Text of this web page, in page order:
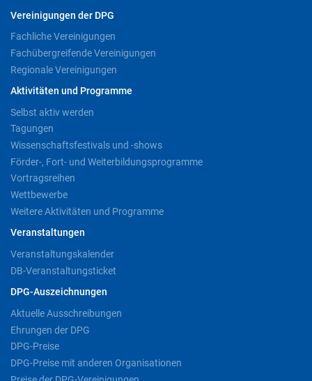
Vereinigungen der DPG
Fachliche Vereinigungen
Fachübergreifende Vereinigungen
Regionale Vereinigungen
Aktivitäten und Programme
Selbst aktiv werden
Tagungen
Wissenschaftsfestivals und -shows
Förder-, Fort- und Weiterbildungsprogramme
Vortragsreihen
Wettbewerbe
Weitere Aktivitäten und Programme
Veranstaltungen
Veranstaltungskalender
DB-Veranstaltungsticket
DPG-Auszeichnungen
Aktuelle Ausschreibungen
Ehrungen der DPG
DPG-Preise
DPG-Preise mit anderen Organisationen